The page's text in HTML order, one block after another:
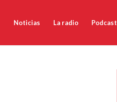
Noticias La radio Podcast